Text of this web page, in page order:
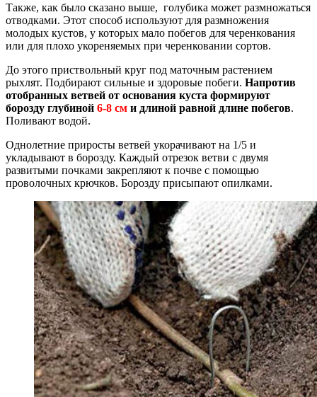
Также, как было сказано выше, голубика может размножаться
отводками. Этот способ используют для размножения
молодых кустов, у которых мало побегов для черенкования
или для плохо укореняемых при черенковании сортов.
До этого приствольный круг под маточным растением
рыхлят. Подбирают сильные и здоровые побеги. Напротив
отобранных ветвей от основания куста формируют
борозду глубиной 6-8 см и длиной равной длине побегов.
Поливают водой.
Однолетние приросты ветвей укорачивают на 1/5 и
укладывают в борозду. Каждый отрезок ветви с двумя
развитыми почками закрепляют к почве с помощью
проволочных крючков. Борозду присыпают опилками.